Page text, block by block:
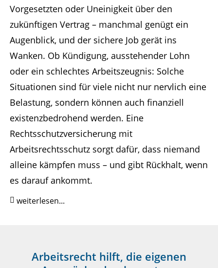
Vorgesetzten oder Uneinigkeit über den
zukünftigen Vertrag – manchmal genügt ein
Augenblick, und der sichere Job gerät ins
Wanken. Ob Kündigung, ausstehender Lohn
oder ein schlechtes Arbeitszeugnis: Solche
Situationen sind für viele nicht nur nervlich eine
Belastung, sondern können auch finanziell
existenzbedrohend werden. Eine
Rechtsschutzversicherung mit
Arbeitsrechtsschutz sorgt dafür, dass niemand
alleine kämpfen muss – und gibt Rückhalt, wenn
es darauf ankommt.
weiterlesen...
Arbeitsrecht hilft, die eigenen